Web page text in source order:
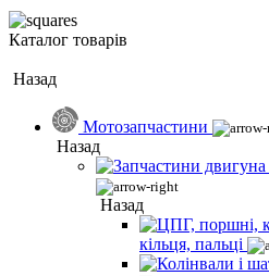
Каталог товарів
Назад
Мотозапчастини
Назад
Назад
кільця, пальці